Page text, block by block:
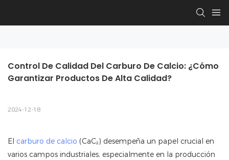
Control De Calidad Del Carburo De Calcio: ¿Cómo
Garantizar Productos De Alta Calidad?
2024-12-18
El carburo de calcio (CaC₂) desempeña un papel crucial en
varios campos industriales, especialmente en la producción